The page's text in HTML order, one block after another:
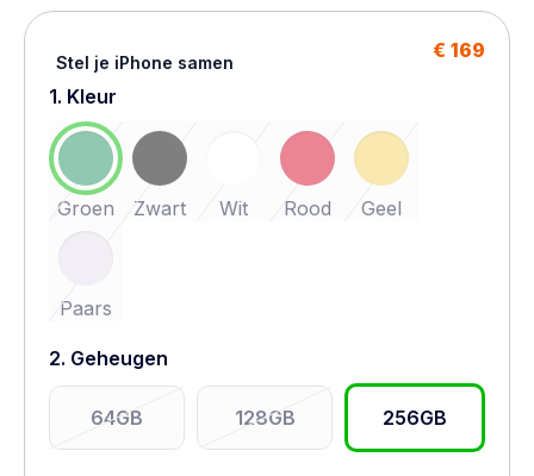
Stel je iPhone samen
€ 169
1. Kleur
Groen Zwart Wit Rood Geel
Paars
2. Geheugen
64GB 128GB 256GB